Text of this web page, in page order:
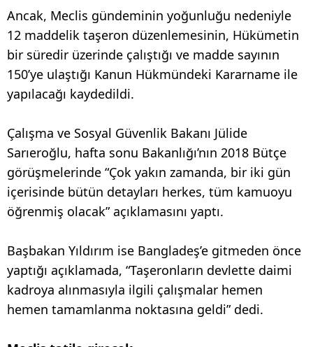
Ancak, Meclis gündeminin yoğunluğu nedeniyle
12 maddelik taşeron düzenlemesinin, Hükümetin
bir süredir üzerinde çalıştığı ve madde sayının
150’ye ulaştığı Kanun Hükmündeki Kararname ile
yapılacağı kaydedildi.
Çalışma ve Sosyal Güvenlik Bakanı Jülide
Sarıeroğlu, hafta sonu Bakanlığı’nın 2018 Bütçe
görüşmelerinde “Çok yakın zamanda, bir iki gün
içerisinde bütün detayları herkes, tüm kamuoyu
öğrenmiş olacak” açıklamasını yaptı.
Başbakan Yıldırım ise Bangladeş’e gitmeden önce
yaptığı açıklamada, “Taşeronların devlette daimi
kadroya alınmasıyla ilgili çalışmalar hemen
hemen tamamlanma noktasına geldi” dedi.